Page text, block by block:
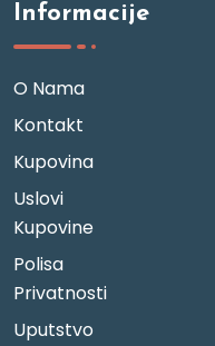
Informacije
O Nama
Kontakt
Kupovina
Uslovi
Kupovine
Polisa
Privatnosti
Uputstvo